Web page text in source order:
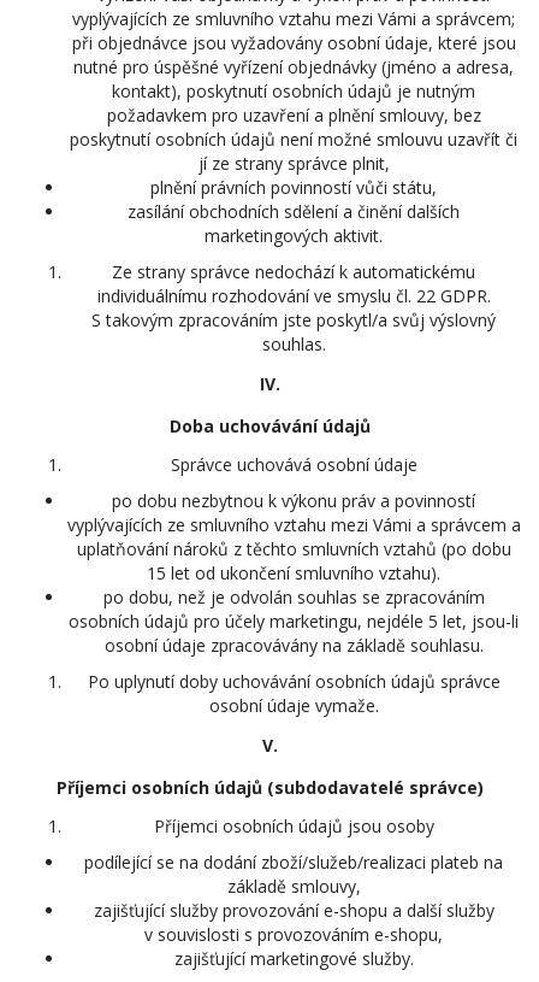
vyplývajících ze smluvního vztahu mezi Vámi a správcem;
při objednávce jsou vyžadovány osobní údaje, které jsou
nutné pro úspěšné vyřízení objednávky (jméno a adresa,
kontakt), poskytnutí osobních údajů je nutným
požadavkem pro uzavření a plnění smlouvy, bez
poskytnutí osobních údajů není možné smlouvu uzavřít či
jí ze strany správce plnit,
plnění právních povinností vůči státu,
zasílání obchodních sdělení a činění dalších
marketingových aktivit.
Ze strany správce nedochází k automatickému
individuálnímu rozhodování ve smyslu čl. 22 GDPR.
S takovým zpracováním jste poskytl/a svůj výslovný
souhlas.
IV.
Doba uchovávání údajů
Správce uchovává osobní údaje
po dobu nezbytnou k výkonu práv a povinností
vyplývajících ze smluvního vztahu mezi Vámi a správcem a
uplatňování nároků z těchto smluvních vztahů (po dobu
15 let od ukončení smluvního vztahu).
po dobu, než je odvolán souhlas se zpracováním
osobních údajů pro účely marketingu, nejdéle 5 let, jsou-li
osobní údaje zpracovávány na základě souhlasu.
Po uplynutí doby uchovávání osobních údajů správce
osobní údaje vymaže.
V.
Příjemci osobních údajů (subdodavatelé správce)
Příjemci osobních údajů jsou osoby
podílející se na dodání zboží/služeb/realizaci plateb na
základě smlouvy,
zajišťující služby provozování e-shopu a další služby
v souvislosti s provozováním e-shopu,
zajišťující marketingové služby.